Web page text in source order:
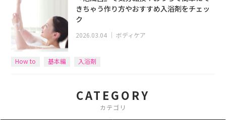
きちゃう作り方やおすすめ入浴剤をチェッ
ク
2026.03.04 ｜ボディケア
How to 基本編 入浴剤
CATEGORY
カテゴリ